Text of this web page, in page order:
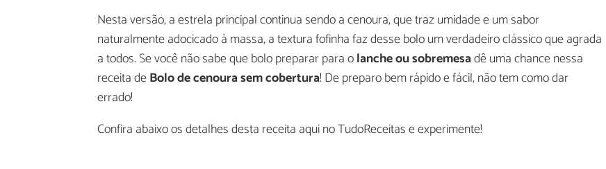
Nesta versão, a estrela principal continua sendo a cenoura, que traz umidade e um sabor
naturalmente adocicado à massa, a textura fofinha faz desse bolo um verdadeiro clássico que agrada
a todos. Se você não sabe que bolo preparar para olanche ou sobremesadê uma chance nessa
receita deBolo de cenoura sem cobertura! De preparo bem rápido e fácil, não tem como dar
errado!
Confira abaixo os detalhes desta receita aqui no TudoReceitas e experimente!